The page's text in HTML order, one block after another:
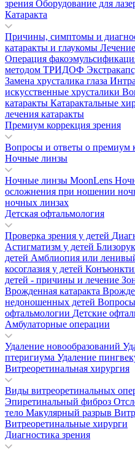
зрения Оборудование для
Катаракта
Причины, симптомы и
катаракты и глаукомы
Операция
методом ТРИДОФ
Замена хрусталика глаза
искусственные хрусталики
катаракты Катарактальные
лечения катаракты
Премиум коррекция зрения
Вопросы и ответы о премиум
Ночные линзы
Ночные линзы MoonLens
осложнения при ношении
ночных линзах
Детская офтальмология
Проверка зрения у детей
Астигматизм у детей
детей Амблиопия или
косоглазия у детей
детей - причины и лечение
Врожденная катаракта
недоношенных детей Вопросы
офтальмологии Детские
Амбулаторные операции
Удаление новообразований
птеригиума Удаление
Витреоретинальная хирургия
Виды витреоретинальных
Эпиретинальный фиброз
тело Макулярный разрыв
Витреоретинальные хирурги
Диагностика зрения